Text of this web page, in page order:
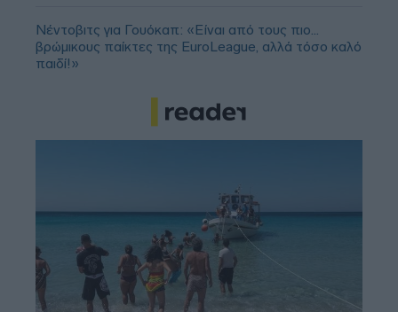
Νέντοβιτς για Γουόκαπ: «Είναι από τους πιο...
βρώμικους παίκτες της EuroLeague, αλλά τόσο καλό
παιδί!»